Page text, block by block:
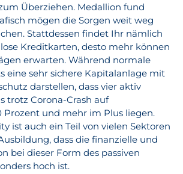
Überziehen. Medallion fund
mögen die Sorgen weit weg
Stattdessen findet Ihr nämlich
Kreditkarten, desto mehr können
erwarten. Während normale
eine sehr sichere Kapitalanlage mit
darstellen, dass vier aktiv
trotz Corona-Crash auf
Prozent und mehr im Plus liegen.
ist auch ein Teil von vielen Sektoren
dass die finanzielle und
bei dieser Form des passiven
hoch ist.